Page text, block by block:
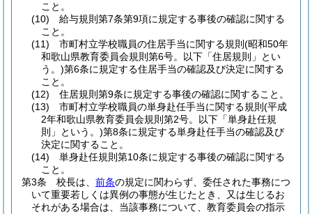
こと。
(10)
給与規則第7条第9項に規定する事後の確認に関する
こと。
(11)
市町村立学校職員の住居手当に関する規則 (昭和50年
和歌山県教育委員会規則第6号。以下「住居規則」とい
う。)第6条に規定する住居手当の確認及び決定に関する
こと。
(12)
住居規則第9条に規定する事後の確認に関すること。
(13)
市町村立学校職員の単身赴任手当に関する規則 (平成
2年和歌山県教育委員会規則第2号。以下「単身赴任規
則」という。)第8条に規定する単身赴任手当の確認及び
決定に関すること。
(14)
単身赴任規則第10条に規定する事後の確認に関する
こと。
第3条
校長は、 前条の規定に関わらず、委任された事務につ
いて重要若しくは異例の事態が生じたとき、又は生じるお
それがある場合は、当該事務について、教育委員会の指示